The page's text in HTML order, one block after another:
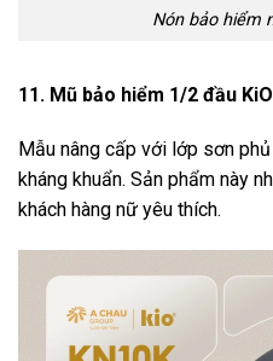
Nón bảo hiểm
11. Mũ bảo hiểm 1/2 đầu
Mẫu nâng cấp với lớp sơn
kháng khuẩn. Sản phẩm này
khách hàng nữ yêu thích.